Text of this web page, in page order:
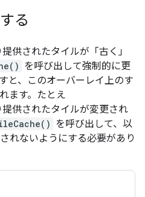
る
供されたタイルが「古く」
を呼び出して強制的に更
と、このオーバーレイ上のす
ます。たとえ
提供されたタイルが変更され
を呼び出して、以
れないようにする必要があり